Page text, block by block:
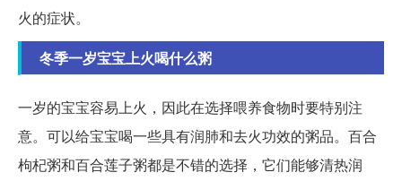
火的症状。
冬季一岁宝宝上火喝什么粥
一岁的宝宝容易上火，因此在选择喂养食物时要特别注
意。可以给宝宝喝一些具有润肺和去火功效的粥品。百合
枸杞粥和百合莲子粥都是不错的选择，它们能够清热润